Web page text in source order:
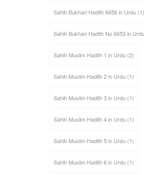
Sahih Bukhari Hadith 6656 in Urdu(1)
Sahih Bukhari Hadith No 6653 in Urdu
Sahih Muslim Hadith 1 in Urdu(2)
Sahih Muslim Hadith 2 in Urdu(1)
Sahih Muslim Hadith 3 in Urdu(1)
Sahih Muslim Hadith 4 in Urdu(1)
Sahih Muslim Hadith 5 in Urdu(1)
Sahih Muslim Hadith 6 in Urdu(1)